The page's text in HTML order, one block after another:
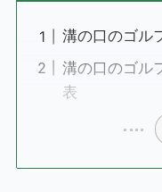
溝の口のゴル
溝の口のゴル
表